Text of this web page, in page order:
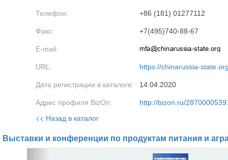
Телефон: +86 (181) 01277112
Факс: +7(495)740-88-67
E-mail:
URL: https://chinarussia-
Дата регистрации в каталоге: 14.04.2020
Адрес профиля BizOn: http://bizon.ru/
<< Назад в каталог
Выставки и конференции по продуктам питания и